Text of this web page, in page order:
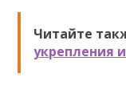
Читайте
укрепления